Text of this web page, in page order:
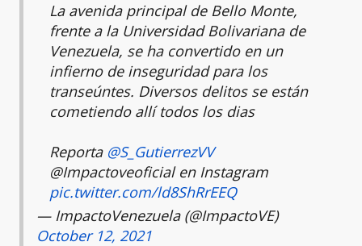
La avenida principal de Bello Monte,
frente a la Universidad Bolivariana de
Venezuela, se ha convertido en un
infierno de inseguridad para los
transeúntes. Diversos delitos se están
cometiendo allí todos los dias
Reporta @S_GutierrezVV
@Impactoveoficial en Instagram
pic.twitter.com/ld8ShRrEEQ
— ImpactoVenezuela (@ImpactoVE)
October 12, 2021